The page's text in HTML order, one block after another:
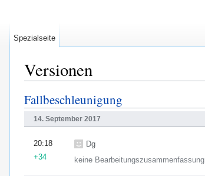
Versionen
Fallbeschleunigung
14. September 2017
Dg
keine Bearbeitungszusammenfassung
20:18
+34
Spezialseite